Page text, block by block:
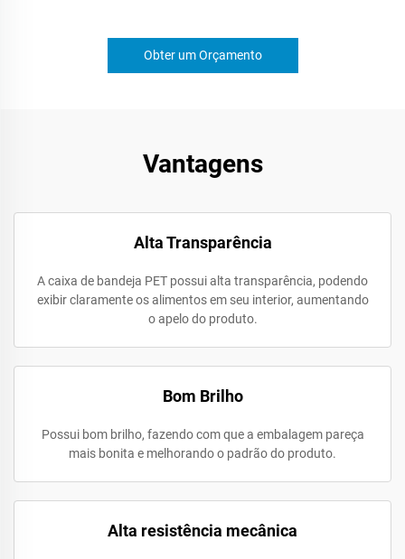
Obter um Orçamento
Vantagens
Alta Transparência
A caixa de bandeja PET possui alta transparência, podendo
exibir claramente os alimentos em seu interior, aumentando
o apelo do produto.
Bom Brilho
Possui bom brilho, fazendo com que a embalagem pareça
mais bonita e melhorando o padrão do produto.
Alta resistência mecânica